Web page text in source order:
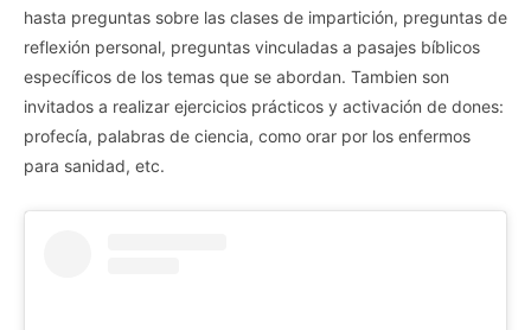
hasta preguntas sobre las clases de impartición, preguntas de
reflexión personal, preguntas vinculadas a pasajes bíblicos
específicos de los temas que se abordan. Tambien son
invitados a realizar ejercicios prácticos y activación de dones:
profecía, palabras de ciencia, como orar por los enfermos
para sanidad, etc.